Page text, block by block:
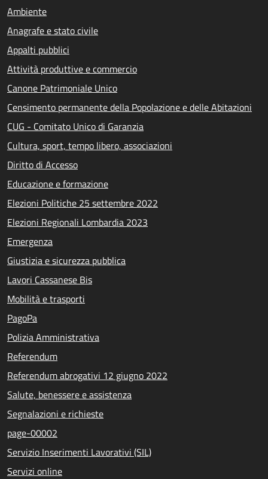
Ambiente
Anagrafe e stato civile
Appalti pubblici
Attività produttive e commercio
Canone Patrimoniale Unico
Censimento permanente della Popolazione e delle Abitazioni
CUG - Comitato Unico di Garanzia
Cultura, sport, tempo libero, associazioni
Diritto di Accesso
Educazione e formazione
Elezioni Politiche 25 settembre 2022
Elezioni Regionali Lombardia 2023
Emergenza
Giustizia e sicurezza pubblica
Lavori Cassanese Bis
Mobilità e trasporti
PagoPa
Polizia Amministrativa
Referendum
Referendum abrogativi 12 giugno 2022
Salute, benessere e assistenza
Segnalazioni e richieste
page-00002
Servizio Inserimenti Lavorativi (SIL)
Servizi online